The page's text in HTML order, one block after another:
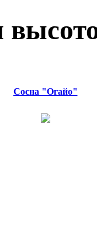
Сосна "Огайо"